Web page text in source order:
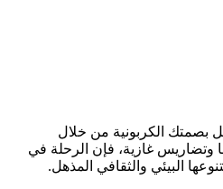
بصمتك الكربونية من خلال
غازية، فإن الرحلة في
البيئي والثقافي المذهل.